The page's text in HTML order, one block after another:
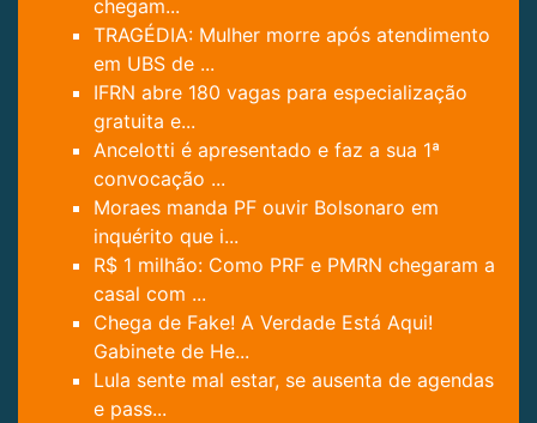
chegam...
TRAGÉDIA: Mulher morre após atendimento
em UBS de ...
IFRN abre 180 vagas para especialização
gratuita e...
Ancelotti é apresentado e faz a sua 1ª
convocação ...
Moraes manda PF ouvir Bolsonaro em
inquérito que i...
R$ 1 milhão: Como PRF e PMRN chegaram a
casal com ...
Chega de Fake! A Verdade Está Aqui!
Gabinete de He...
Lula sente mal estar, se ausenta de agendas
e pass...